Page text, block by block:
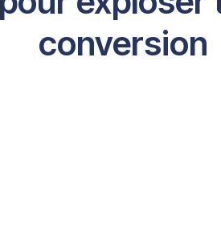
conversion